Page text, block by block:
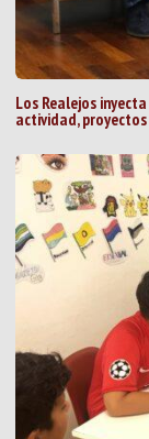
Los Realejos
actividad,